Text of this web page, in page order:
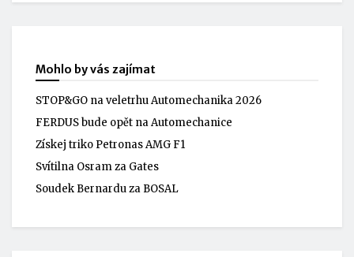
Mohlo by vás zajímat
STOP&GO na veletrhu Automechanika 2026
FERDUS bude opět na Automechanice
Získej triko Petronas AMG F1
Svítilna Osram za Gates
Soudek Bernardu za BOSAL